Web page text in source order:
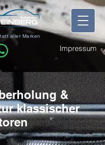
aller Marken
Impressum
&
klassischer